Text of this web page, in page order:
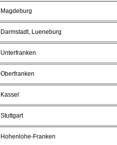
Magdeburg
Darmstadt, Lueneburg
Unterfranken
Oberfranken
Kassel
Stuttgart
Hohenlohe-Franken